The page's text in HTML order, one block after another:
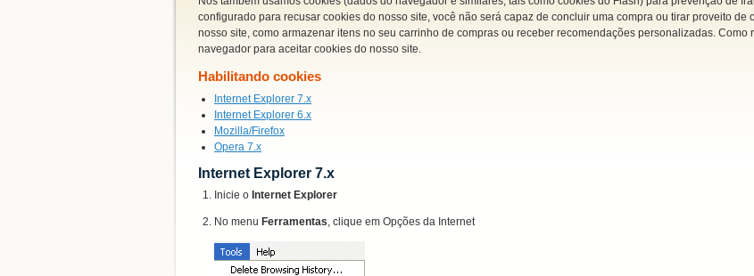
configurado para recusar cookies do nosso site, você não será capaz de concluir uma compra ou tirar proveito de
nosso site, como armazenar itens no seu carrinho de compras ou receber recomendações personalizadas. Como
navegador para aceitar cookies do nosso site.
Habilitando cookies
Internet Explorer 7.x
Internet Explorer 6.x
Mozilla/Firefox
Opera 7.x
Internet Explorer 7.x
Inicie o Internet Explorer
No menu Ferramentas, clique em Opções da Internet